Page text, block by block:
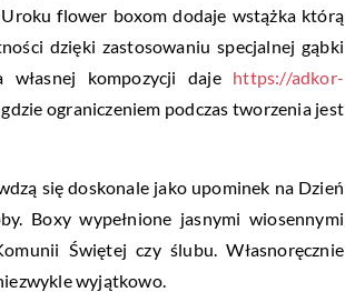
flower boxom dodaje wstążka którą
dzięki zastosowaniu specjalnej gąbki
własnej kompozycji daje https://adkor-
gdzie ograniczeniem podczas tworzenia jest
się doskonale jako upominek na Dzień
Boxy wypełnione jasnymi wiosennymi
Świętej czy ślubu. Własnoręcznie
wyjątkowo.